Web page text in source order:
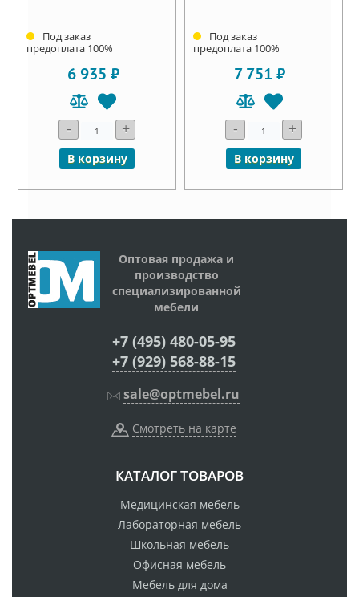
Под заказ
предоплата 100%
6 935 ₽
- +
В корзину
Под заказ
предоплата 100%
7 751 ₽
- +
В корзину
Оптовая продажа и
производство
специализированной
мебели
+7 (495) 480-05-95
+7 (929) 568-88-15
sale@optmebel.ru
Смотреть на карте
КАТАЛОГ ТОВАРОВ
Медицинская мебель
Лабораторная мебель
Школьная мебель
Офисная мебель
Мебель для дома